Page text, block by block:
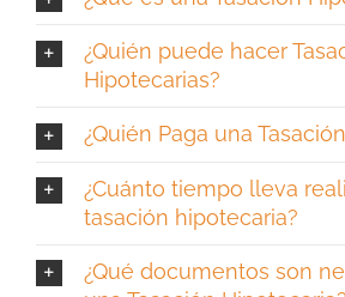
¿Quién puede hacer
Hipotecarias?
¿Quién Paga una
¿Cuánto tiempo lleva
tasación hipotecaria?
¿Qué documentos son